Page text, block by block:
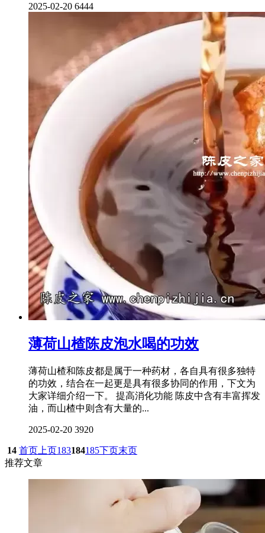
2025-02-20 6444
薄荷山楂陈皮泡水喝的功效
薄荷山楂和陈皮都是属于一种药材，各自具有很多独特
的功效，结合在一起更是具有很多协同的作用，下文为
大家详细介绍一下。 提高消化功能 陈皮中含有丰富挥发
油，而山楂中则含有大量的...
2025-02-20 3920
14 首页 上页183184185下页末页
推荐文章